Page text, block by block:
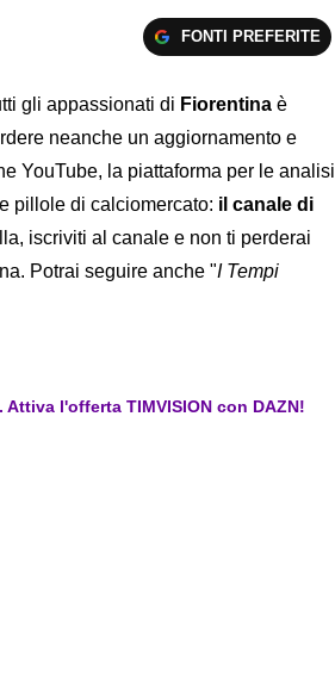
FONTI PREFERITE
gli appassionati di Fiorentina è
neanche un aggiornamento e
YouTube, la piattaforma per le analisi
pillole di calciomercato: il canale di
iscriviti al canale e non ti perderai
Potrai seguire anche "I Tempi
Attiva l'offerta TIMVISION con DAZN!